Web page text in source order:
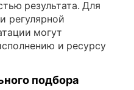
результата. Для
регулярной
могут
и ресурсу
подбора